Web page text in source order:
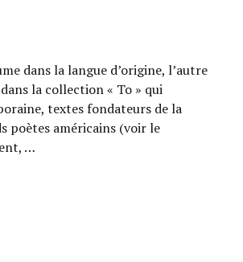
dans la langue d’origine, l’autre
la collection « To » qui
textes fondateurs de la
poètes américains (voir le
…